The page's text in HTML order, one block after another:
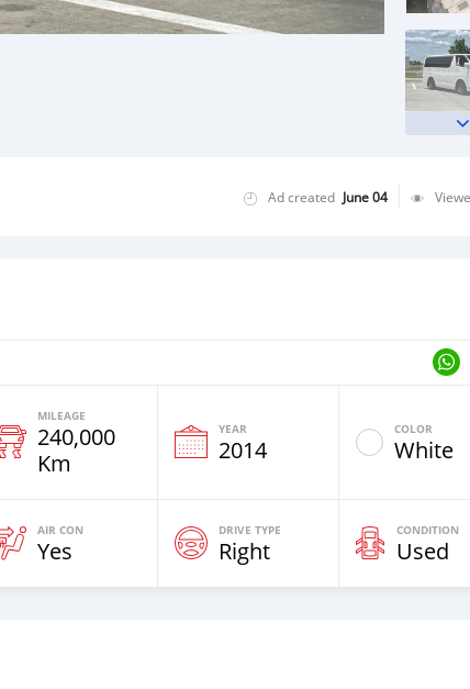
Ad created June 04
MILEAGE
240,000
Km
YEAR
2014
COLOR
White
AIR CON
Yes
DRIVE TYPE
Right
CONDITION
Used